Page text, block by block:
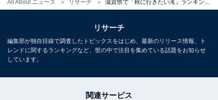
All About ニュース リサーチ
リサーチ
編集部が独自目線で調査したトピックスをはじめ、最新のリリース情報、ト
レンドに関するランキングなど、世の中で注目を集めている話題をお知らせ
しています。
関連サービス